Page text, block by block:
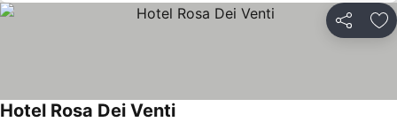
Teilen
Hotel Rosa Dei Venti